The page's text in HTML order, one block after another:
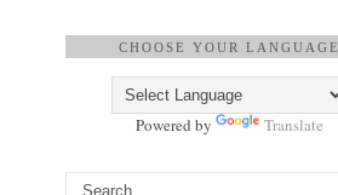
CHOOSE YOUR LANGUAGE
Powered by Translate